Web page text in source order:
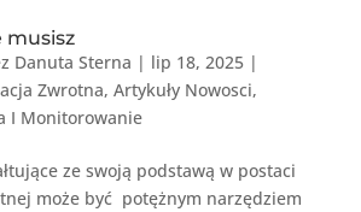
musisz
Danuta Sterna | lip 18, 2025|
Zwrotna, Artykuły Nowosci,
I Monitorowanie
ze swoją podstawą w postaci
może być potężnym narzędziem